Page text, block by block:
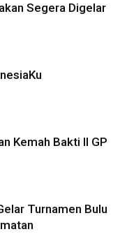
Segera Digelar
Kemah Bakti II GP
Turnamen Bulu